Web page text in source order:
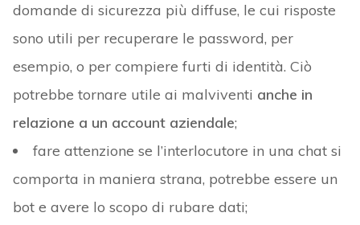
domande di sicurezza più diffuse, le cui risposte
sono utili per recuperare le password, per
esempio, o per compiere furti di identità. Ciò
potrebbe tornare utile ai malviventi anche in
relazione a un account aziendale;
fare attenzione se l’interlocutore in una chat si
comporta in maniera strana, potrebbe essere un
bot e avere lo scopo di rubare dati;